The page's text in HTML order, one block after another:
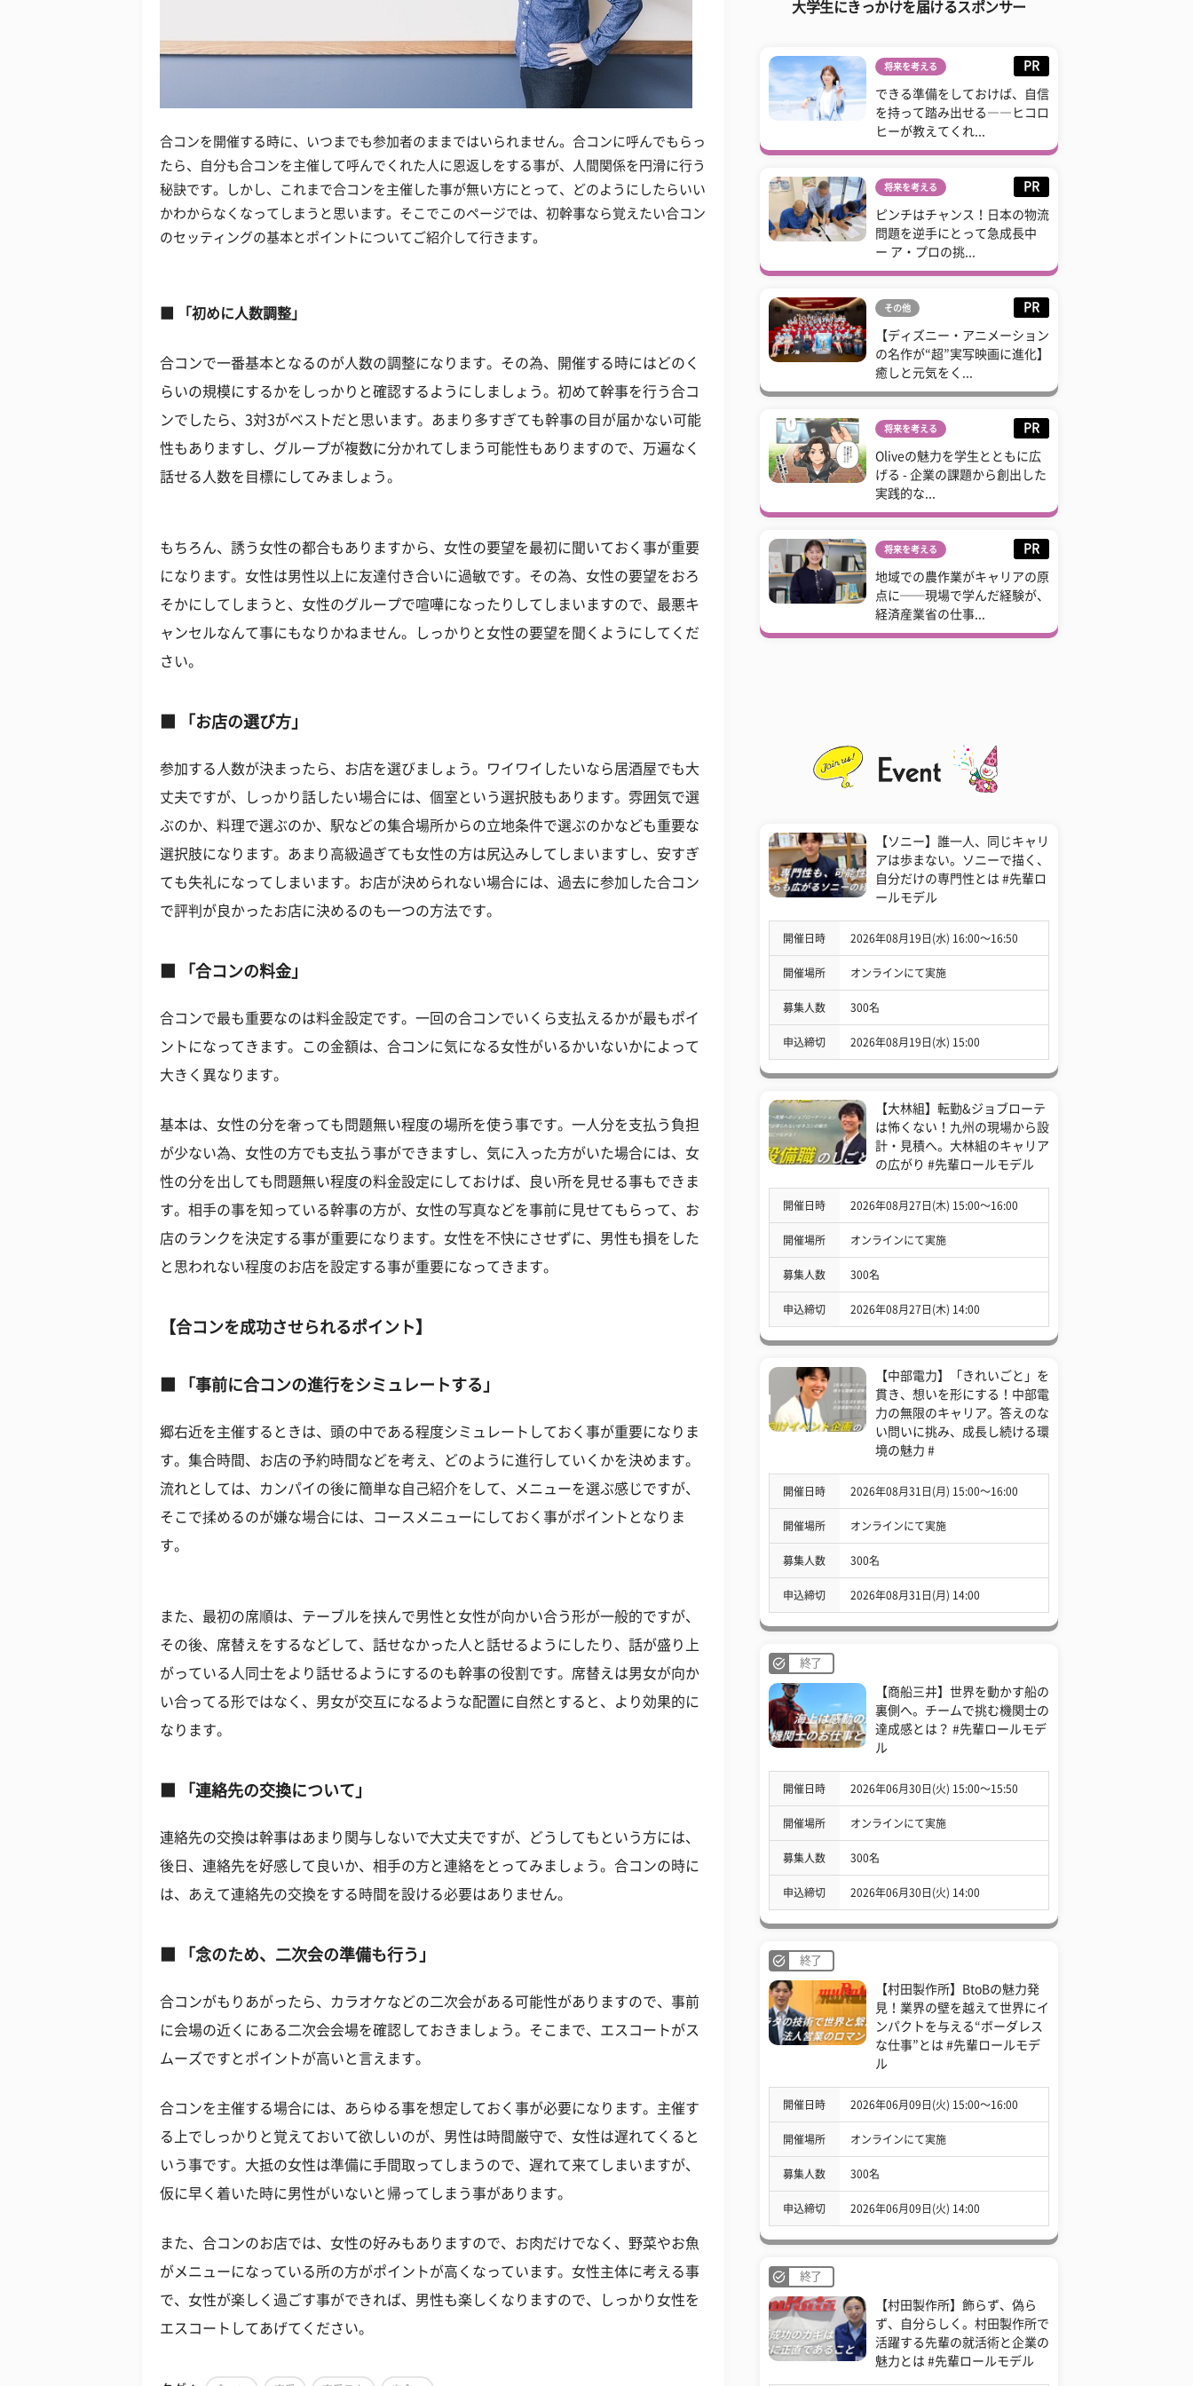
合コンを開催する時に、いつまでも参加者のままではいられません。合コンに呼んでもらっ
たら、自分も合コンを主催して呼んでくれた人に恩返しをする事が、人間関係を円滑に行う
秘訣です。しかし、これまで合コンを主催した事が無い方にとって、どのようにしたらいい
かわからなくなってしまうと思います。そこでこのページでは、初幹事なら覚えたい合コン
のセッティングの基本とポイントについてご紹介して行きます。
■ 「初めに人数調整」
合コンで一番基本となるのが人数の調整になります。その為、開催する時にはどのく
らいの規模にするかをしっかりと確認するようにしましょう。初めて幹事を行う合コ
ンでしたら、3対3がベストだと思います。あまり多すぎても幹事の目が届かない可能
性もありますし、グループが複数に分かれてしまう可能性もありますので、万遍なく
話せる人数を目標にしてみましょう。
もちろん、誘う女性の都合もありますから、女性の要望を最初に聞いておく事が重要
になります。女性は男性以上に友達付き合いに過敏です。その為、女性の要望をおろ
そかにしてしまうと、女性のグループで喧嘩になったりしてしまいますので、最悪キ
ャンセルなんて事にもなりかねません。しっかりと女性の要望を聞くようにしてくだ
さい。
■ 「お店の選び方」
参加する人数が決まったら、お店を選びましょう。ワイワイしたいなら居酒屋でも大
丈夫ですが、しっかり話したい場合には、個室という選択肢もあります。雰囲気で選
ぶのか、料理で選ぶのか、駅などの集合場所からの立地条件で選ぶのかなども重要な
選択肢になります。あまり高級過ぎても女性の方は尻込みしてしまいますし、安すぎ
ても失礼になってしまいます。お店が決められない場合には、過去に参加した合コン
で評判が良かったお店に決めるのも一つの方法です。
■ 「合コンの料金」
合コンで最も重要なのは料金設定です。一回の合コンでいくら支払えるかが最もポイ
ントになってきます。この金額は、合コンに気になる女性がいるかいないかによって
大きく異なります。
基本は、女性の分を奢っても問題無い程度の場所を使う事です。一人分を支払う負担
が少ない為、女性の方でも支払う事ができますし、気に入った方がいた場合には、女
性の分を出しても問題無い程度の料金設定にしておけば、良い所を見せる事もできま
す。相手の事を知っている幹事の方が、女性の写真などを事前に見せてもらって、お
店のランクを決定する事が重要になります。女性を不快にさせずに、男性も損をした
と思われない程度のお店を設定する事が重要になってきます。
【合コンを成功させられるポイント】
■ 「事前に合コンの進行をシミュレートする」
郷右近を主催するときは、頭の中である程度シミュレートしておく事が重要になりま
す。集合時間、お店の予約時間などを考え、どのように進行していくかを決めます。
流れとしては、カンパイの後に簡単な自己紹介をして、メニューを選ぶ感じですが、
そこで揉めるのが嫌な場合には、コースメニューにしておく事がポイントとなりま
す。
また、最初の席順は、テーブルを挟んで男性と女性が向かい合う形が一般的ですが、
その後、席替えをするなどして、話せなかった人と話せるようにしたり、話が盛り上
がっている人同士をより話せるようにするのも幹事の役割です。席替えは男女が向か
い合ってる形ではなく、男女が交互になるような配置に自然とすると、より効果的に
なります。
■ 「連絡先の交換について」
連絡先の交換は幹事はあまり関与しないで大丈夫ですが、どうしてもという方には、
後日、連絡先を好感して良いか、相手の方と連絡をとってみましょう。合コンの時に
は、あえて連絡先の交換をする時間を設ける必要はありません。
■ 「念のため、二次会の準備も行う」
合コンがもりあがったら、カラオケなどの二次会がある可能性がありますので、事前
に会場の近くにある二次会会場を確認しておきましょう。そこまで、エスコートがス
ムーズですとポイントが高いと言えます。
合コンを主催する場合には、あらゆる事を想定しておく事が必要になります。主催す
る上でしっかりと覚えておいて欲しいのが、男性は時間厳守で、女性は遅れてくると
いう事です。大抵の女性は準備に手間取ってしまうので、遅れて来てしまいますが、
仮に早く着いた時に男性がいないと帰ってしまう事があります。
また、合コンのお店では、女性の好みもありますので、お肉だけでなく、野菜やお魚
がメニューになっている所の方がポイントが高くなっています。女性主体に考える事
で、女性が楽しく過ごす事ができれば、男性も楽しくなりますので、しっかり女性を
エスコートしてあげてください。
大学生にきっかけを届けるスポンサー
将来を考える PR
できる準備をしておけば、自信
を持って踏み出せる――ヒコロ
ヒーが教えてくれ...
将来を考える PR
ピンチはチャンス！日本の物流
問題を逆手にとって急成長中
ー ア・プロの挑...
その他 PR
【ディズニー・アニメーション
の名作が“超”実写映画に進化】
癒しと元気をく...
将来を考える PR
Oliveの魅力を学生とともに広
げる - 企業の課題から創出した
実践的な...
将来を考える PR
地域での農作業がキャリアの原
点に──現場で学んだ経験が、
経済産業省の仕事...
【ソニー】誰一人、同じキャリ
アは歩まない。ソニーで描く、
自分だけの専門性とは #先輩ロ
ールモデル
開催日時 2026年08月19日(水) 16:00〜16:50
開催場所 オンラインにて実施
募集人数 300名
申込締切 2026年08月19日(水) 15:00
【大林組】転勤&ジョブローテ
は怖くない！九州の現場から設
計・見積へ。大林組のキャリア
の広がり #先輩ロールモデル
開催日時 2026年08月27日(木) 15:00〜16:00
開催場所 オンラインにて実施
募集人数 300名
申込締切 2026年08月27日(木) 14:00
【中部電力】「きれいごと」を
貫き、想いを形にする！中部電
力の無限のキャリア。答えのな
い問いに挑み、成長し続ける環
境の魅力 #
開催日時 2026年08月31日(月) 15:00〜16:00
開催場所 オンラインにて実施
募集人数 300名
申込締切 2026年08月31日(月) 14:00
終了
【商船三井】世界を動かす船の
裏側へ。チームで挑む機関士の
達成感とは？ #先輩ロールモデ
ル
開催日時 2026年06月30日(火) 15:00〜15:50
開催場所 オンラインにて実施
募集人数 300名
申込締切 2026年06月30日(火) 14:00
終了
【村田製作所】BtoBの魅力発
見！業界の壁を越えて世界にイ
ンパクトを与える“ボーダレス
な仕事”とは #先輩ロールモデ
ル
開催日時 2026年06月09日(火) 15:00〜16:00
開催場所 オンラインにて実施
募集人数 300名
申込締切 2026年06月09日(火) 14:00
終了
【村田製作所】飾らず、偽ら
ず、自分らしく。村田製作所で
活躍する先輩の就活術と企業の
魅力とは #先輩ロールモデル